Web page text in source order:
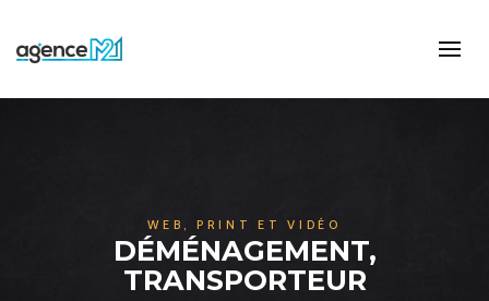
WEB, PRINT ET VIDÉO
DÉMÉNAGEMENT,
TRANSPORTEUR